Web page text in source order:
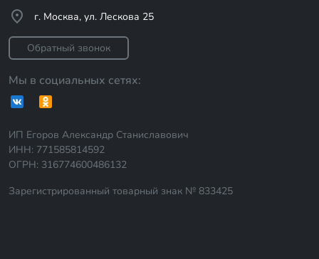
г. Москва, ул. Лескова 25
Обратный звонок
Мы в социальных сетях:
ИП Егоров Александр Станиславович
ИНН: 771585814592
ОГРН: 316774600486132
Зарегистрированный товарный знак № 833425